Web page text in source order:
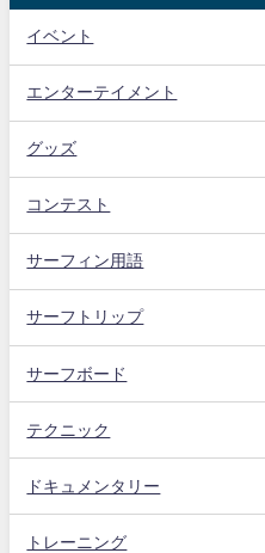
イベント
エンターテイメント
グッズ
コンテスト
サーフィン用語
サーフトリップ
サーフボード
テクニック
ドキュメンタリー
トレーニング